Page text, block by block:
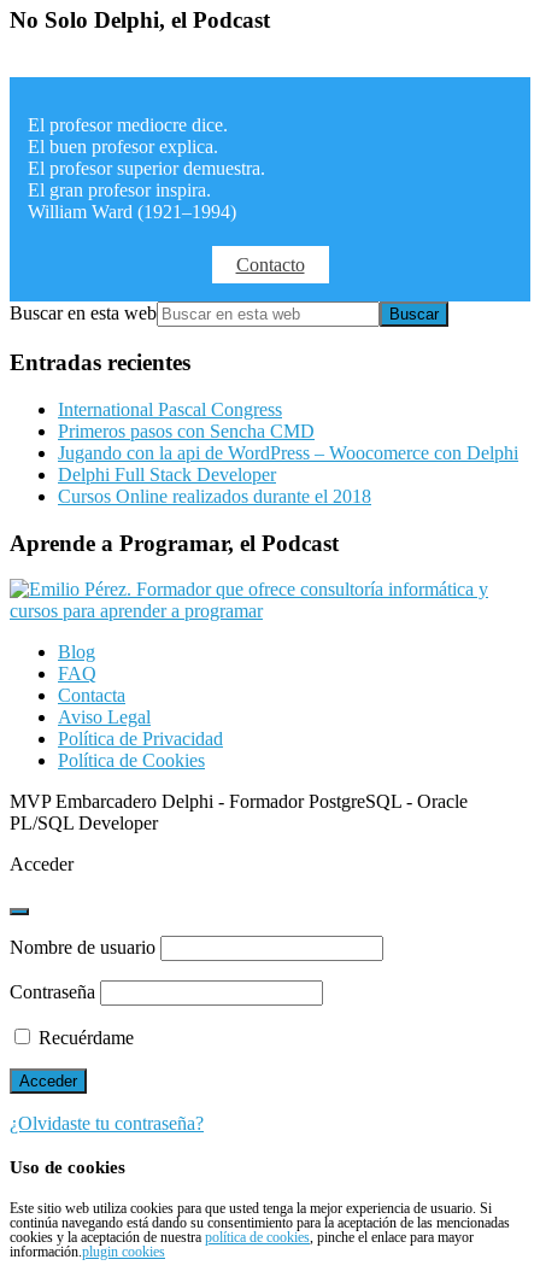
No Solo Delphi, el Podcast
El profesor mediocre dice.
El buen profesor explica.
El profesor superior demuestra.
El gran profesor inspira.
William Ward (1921–1994)
Contacto
Buscar en esta web
Entradas recientes
International Pascal Congress
Primeros pasos con Sencha CMD
Jugando con la api de WordPress – Woocomerce con Delphi
Delphi Full Stack Developer
Cursos Online realizados durante el 2018
Aprende a Programar, el Podcast
Blog
FAQ
Contacta
Aviso Legal
Política de Privacidad
Política de Cookies
MVP Embarcadero Delphi - Formador PostgreSQL - Oracle
PL/SQL Developer
Acceder
Nombre de usuario
Contraseña
Recuérdame
¿Olvidaste tu contraseña?
Uso de cookies
Este sitio web utiliza cookies para que usted tenga la mejor experiencia de usuario. Si
continúa navegando está dando su consentimiento para la aceptación de las mencionadas
cookies y la aceptación de nuestra política de cookies, pinche el enlace para mayor
información.plugin cookies